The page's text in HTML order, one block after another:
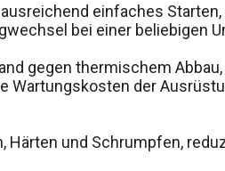
einfaches
bei einer beliebigen
gegen thermischem
Wartungskosten der
und Schrumpfen,